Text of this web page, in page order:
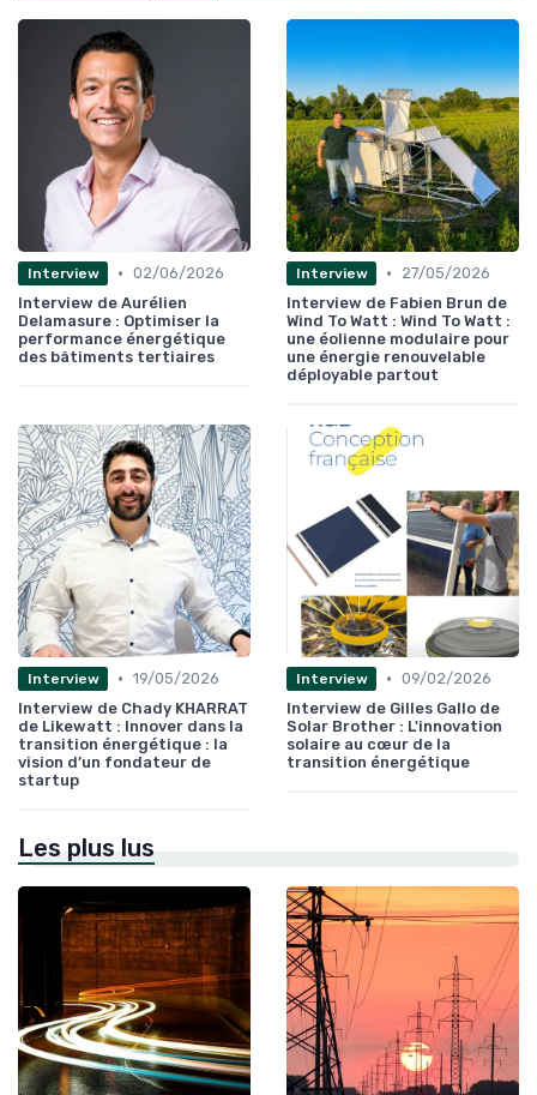
Interview • 02/06/2026
Interview de Aurélien
Delamasure : Optimiser la
performance énergétique
des bâtiments tertiaires
Interview •
27/05/2026
Interview de Fabien Brun de
Wind To Watt : Wind To Watt :
une éolienne modulaire pour
une énergie renouvelable
déployable partout
Interview • 19/05/2026
Interview de Chady KHARRAT
de Likewatt : Innover dans la
transition énergétique : la
vision d’un fondateur de
startup
Interview • 09/02/2026
Interview de Gilles Gallo de
Solar Brother : L'innovation
solaire au cœur de la
transition énergétique
Les plus lus